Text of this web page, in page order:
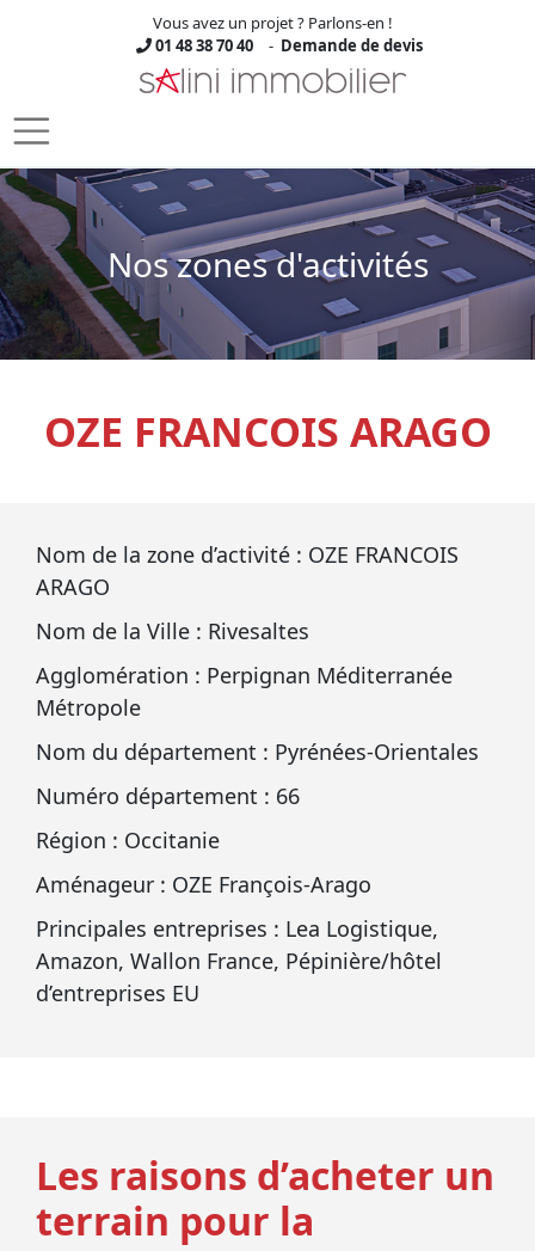
Skip to main content
Vous avez un projet ? Parlons-en !
01 48 38 70 40
- Demande de devis
Nos zones d'activités
OZE FRANCOIS ARAGO
Nom de la zone d’activité : OZE FRANCOIS
ARAGO
Nom de la Ville : Rivesaltes
Agglomération : Perpignan Méditerranée
Métropole
Nom du département : Pyrénées‑Orientales
Numéro département : 66
Région : Occitanie
Aménageur : OZE François‑Arago
Principales entreprises : Lea Logistique,
Amazon, Wallon France, Pépinière/hôtel
d’entreprises EU
Les raisons d’acheter un
terrain pour la